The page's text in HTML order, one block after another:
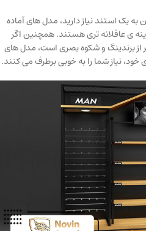
به یک استند نیاز دارید، مدل های آماده
ی عاقلانه تری هستند. همچنین اگر
از برندینگ و شکوه بصری است، مدل های
نیاز شما را به خوبی برطرف می کنند.